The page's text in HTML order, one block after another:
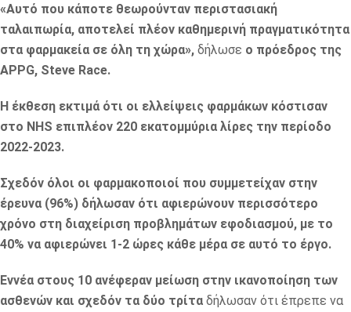
«Αυτό που κάποτε θεωρούνταν περιστασιακή
ταλαιπωρία, αποτελεί πλέον καθημερινή πραγματικότητα
στα φαρμακεία σε όλη τη χώρα», δήλωσε ο πρόεδρος της
APPG, Steve Race.
Η έκθεση εκτιμά ότι οι ελλείψεις φαρμάκων κόστισαν
στο NHS επιπλέον 220 εκατομμύρια λίρες την περίοδο
2022-2023.
Σχεδόν όλοι οι φαρμακοποιοί που συμμετείχαν στην
έρευνα (96%) δήλωσαν ότι αφιερώνουν περισσότερο
χρόνο στη διαχείριση προβλημάτων εφοδιασμού, με το
40% να αφιερώνει 1-2 ώρες κάθε μέρα σε αυτό το έργο.
Εννέα στους 10 ανέφεραν μείωση στην ικανοποίηση των
ασθενών και σχεδόν τα δύο τρίτα δήλωσαν ότι έπρεπε να